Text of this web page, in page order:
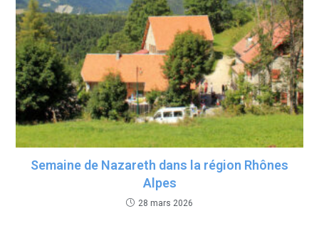
Semaine de Nazareth dans la région Rhônes
Alpes
28 mars 2026